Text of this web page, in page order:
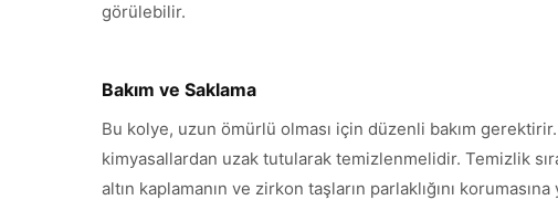
görülebilir.
Bakım ve Saklama
Bu kolye, uzun ömürlü olması için düzenli bakım
kimyasallardan uzak tutularak temizlenmelidir. Temizlik
altın kaplamanın ve zirkon taşların parlaklığını korumasına